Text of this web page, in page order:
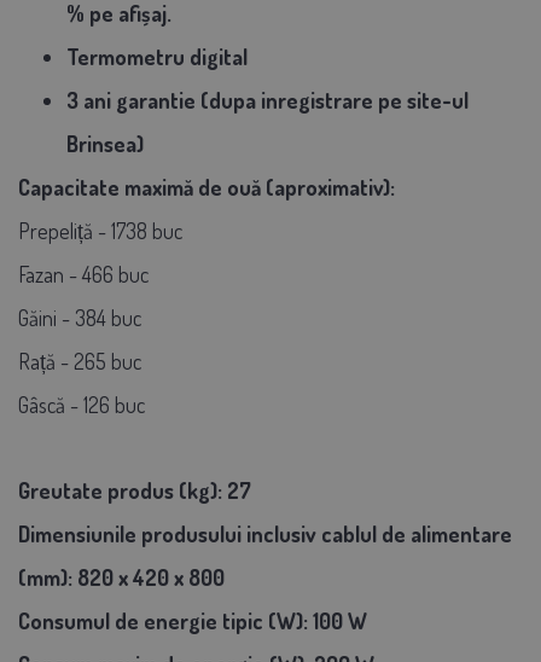
% pe afișaj.
Termometru digital
3 ani garantie (dupa inregistrare pe site-ul
Brinsea)
Capacitate maximă de ouă (aproximativ):
Prepeliță - 1738 buc
Fazan - 466 buc
Găini - 384 buc
Rață - 265 buc
Gâscă - 126 buc
Greutate produs (kg): 27
Dimensiunile produsului inclusiv cablul de alimentare
(mm): 820 x 420 x 800
Consumul de energie tipic (W): 100 W